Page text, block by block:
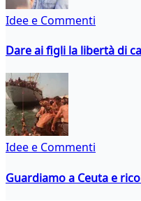
Idee e Commenti
Dare ai figli la libertà di
Idee e Commenti
Guardiamo a Ceuta e